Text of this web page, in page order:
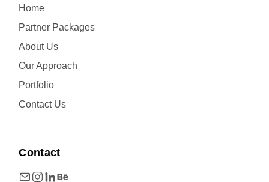
Home
Partner Packages
About Us
Our Approach
Portfolio
Contact Us
Contact